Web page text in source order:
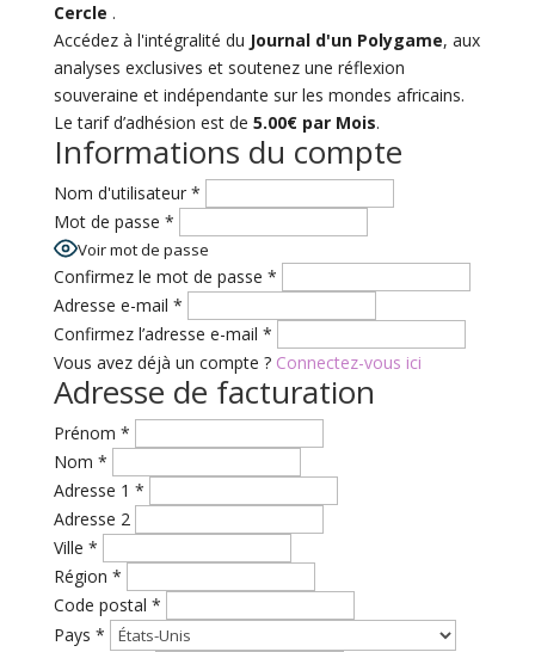
Cercle .
Accédez à l'intégralité du Journal d'un Polygame, aux
analyses exclusives et soutenez une réflexion
souveraine et indépendante sur les mondes africains.
Le tarif d’adhésion est de 5.00€ par Mois.
Informations du compte
Nom d'utilisateur *
Mot de passe *
Voir mot de passe
Confirmez le mot de passe *
Adresse e-mail *
Confirmez l’adresse e-mail *
Vous avez déjà un compte ? Connectez-vous ici
Adresse de facturation
Prénom *
Nom *
Adresse 1 *
Adresse 2
Ville *
Région *
Code postal *
Pays *